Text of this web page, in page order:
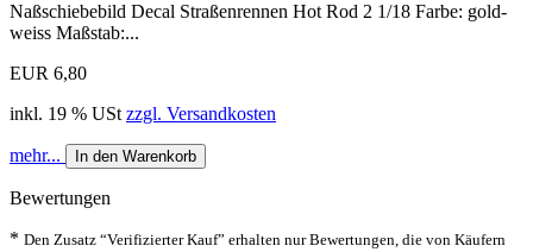
Naßschiebebild Decal Straßenrennen Hot Rod 2 1/18 Farbe: gold-
weiss Maßstab:...
EUR 6,80
inkl. 19 % USt zzgl. Versandkosten
mehr... In den Warenkorb
Bewertungen
* Den Zusatz “Verifizierter Kauf” erhalten nur Bewertungen, die von Käufern